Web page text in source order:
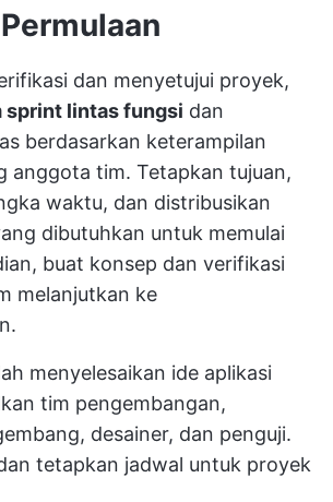
dan menyetujui proyek,
sprint lintas fungsi dan
berdasarkan keterampilan
anggota tim. Tetapkan tujuan,
waktu, dan distribusikan
dibutuhkan untuk memulai
buat konsep dan verifikasi
melanjutkan ke
menyelesaikan ide aplikasi
tim pengembangan,
desainer, dan penguji.
tetapkan jadwal untuk proyek